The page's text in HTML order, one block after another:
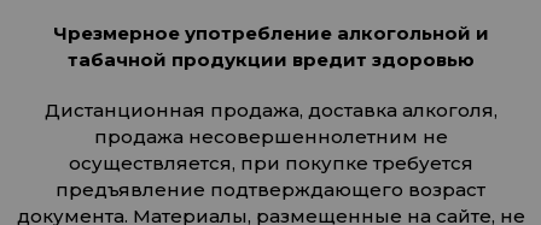
Чрезмерное употребление алкогольной и
табачной продукции вредит здоровью
Дистанционная продажа, доставка алкоголя,
продажа несовершеннолетним не
осуществляется, при покупке требуется
предъявление подтверждающего возраст
документа. Материалы, размещенные на сайте, не